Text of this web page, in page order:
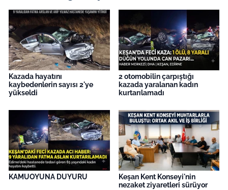
Kazada hayatını
kaybedenlerin sayısı 2'ye
yükseldi
2 otomobilin çarpıştığı
kazada yaralanan kadın
kurtarılamadı
KAMUOYUNA DUYURU
Keşan Kent Konseyi'nin
nezaket ziyaretleri sürüyor